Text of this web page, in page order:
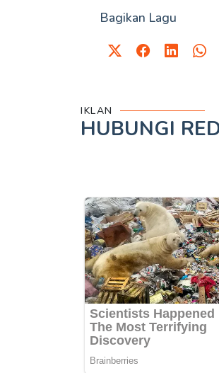
Bagikan Lagu
IKLAN
HUBUNGI